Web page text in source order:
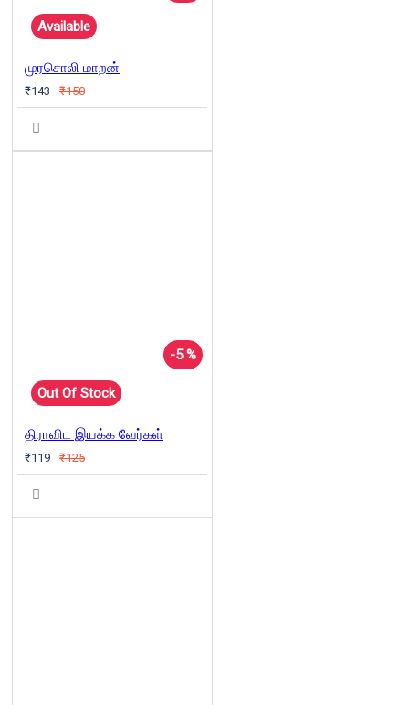
Available
முரசொலி மாறன்
₹143 ₹150
-5 %
Out Of Stock
திராவிட இயக்க வேர்கள்
₹119 ₹125